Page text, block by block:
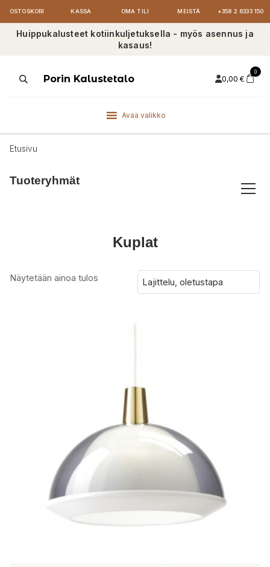
OSTOSKORI KASSA OMA TILI MEISTÄ +358 2 6333 150
Huippukalusteet kotiinkuljetuksella - myös asennus ja
kasaus!
ProductsPorin Kalustetalo 0,00 €
0
Avaa valikko
Etusivu
Tuoteryhmät
Kuplat
Näytetään ainoa tulos